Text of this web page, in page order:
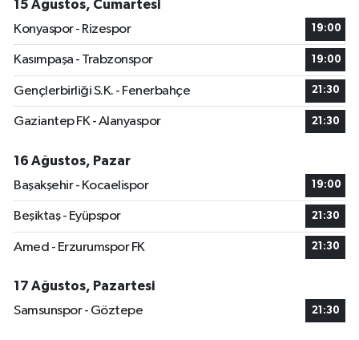
15 Ağustos, Cumartesi
Konyaspor - Rizespor
19:00
Kasımpaşa - Trabzonspor 19:00
Gençlerbirliği S.K. - Fenerbahçe 21:30
Gaziantep FK - Alanyaspor 21:30
16 Ağustos, Pazar
Başakşehir - Kocaelispor
19:00
Beşiktaş - Eyüpspor 21:30
Amed - Erzurumspor FK 21:30
17 Ağustos, Pazartesi
Samsunspor - Göztepe
21:30